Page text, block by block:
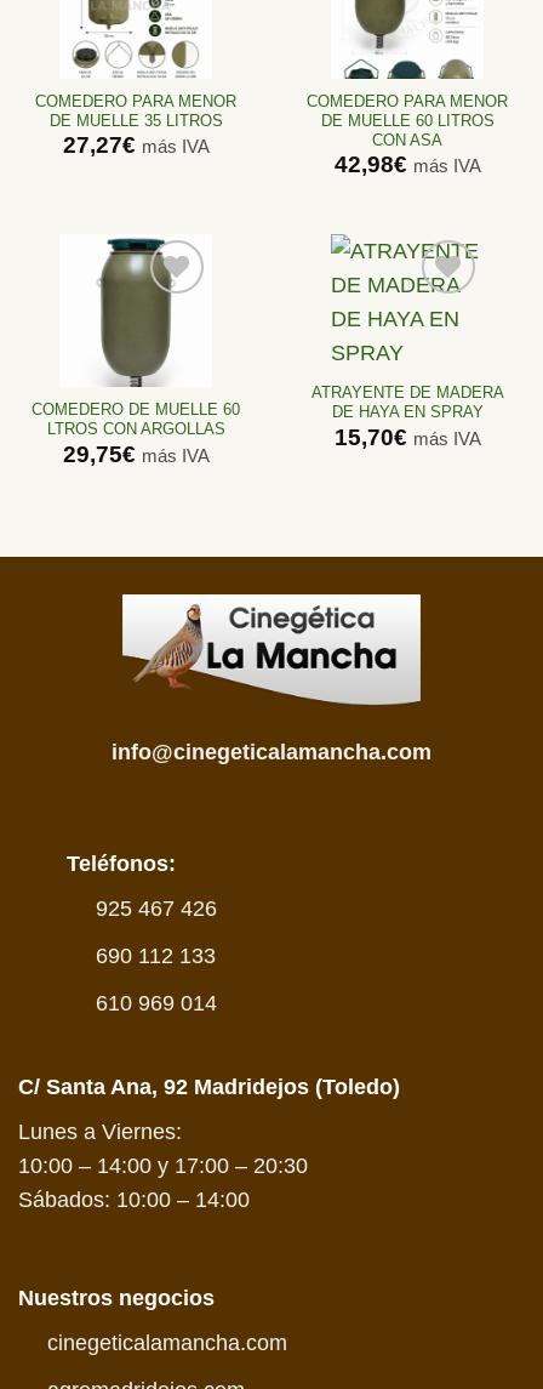
Añadir
a la
lista de
COMEDERO PARA MENOR
DE MUELLE 35 LITROS
27,27€ más IVA
Añadir
a la
lista de
COMEDERO PARA MENOR
DE MUELLE 60 LITROS
CON ASA
42,98€ más IVA
a la
lista de
COMEDERO DE MUELLE 60
LTROS CON ARGOLLAS
29,75€ más IVA
Añadir
deseos
ATRAYENTE DE MADERA
DE HAYA EN SPRAY
15,70€ más IVA
info@cinegeticalamancha.com
Teléfonos:
925 467 426
690 112 133
610 969 014
C/ Santa Ana, 92 Madridejos (Toledo)
Lunes a Viernes:
10:00 – 14:00 y 17:00 – 20:30
Sábados: 10:00 – 14:00
Nuestros negocios
cinegeticalamancha.com